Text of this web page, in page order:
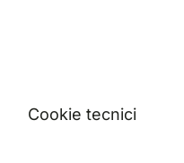
Cookie tecnici